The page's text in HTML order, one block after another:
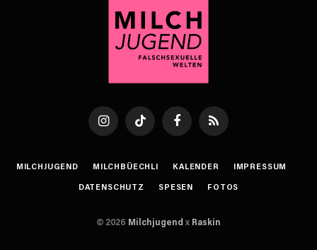
InstagramTikTok FacebookRSS
MILCHJUGEND MILCHBÜECHLI KALENDER
IMPRESSUM
DATENSCHUTZ
SPESEN FOTOS
© 2026 Milchjugend x Raskin